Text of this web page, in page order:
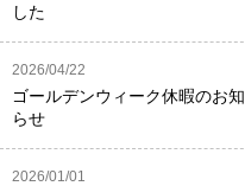
した
2026/04/22
ゴールデンウィーク休暇のお知
らせ
2026/01/01